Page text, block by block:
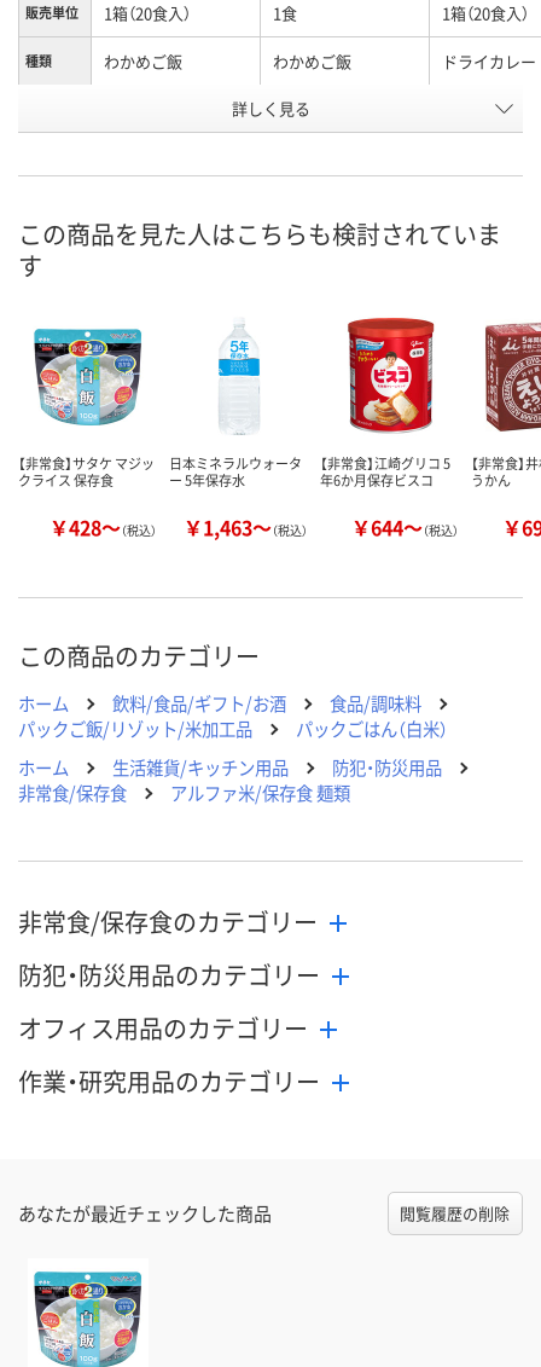
販売単位 1箱（20食入） 1食 1箱（20食入）
種類 わかめご飯 わかめご飯 ドライカレー
P292777 P304910
お届け日
ついてご連絡いたし
8月9日（日）
ついてご連絡
数量
カゴへ カゴへ カ
詳しく見る
この商品を見た人はこちらも検討されていま
す
【非常食】サタケ マジッ
クライス 保存食
￥428～（税込）
日本ミネラルウォータ
ー 5年保存水
￥1,463～（税込）
【非常食】江崎グリコ 5
年6か月保存ビスコ
￥644～（税込）
【非常食】
うかん
￥
この商品のカテゴリー
ホーム 飲料/食品/ギフト/お酒
食品/調味料
パックご飯/リゾット/米加工品
パックごはん（白米）
ホーム
生活雑貨/キッチン用品
防犯・防災用品
非常食/保存食
アルファ米/保存食 麺類
非常食/保存食のカテゴリー
防犯・防災用品のカテゴリー
オフィス用品のカテゴリー
作業・研究用品のカテゴリー
あなたが最近チェックした商品 閲覧履歴の削除